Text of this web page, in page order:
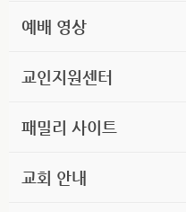
예배 영상
교인지원센터
패밀리 사이트
교회 안내